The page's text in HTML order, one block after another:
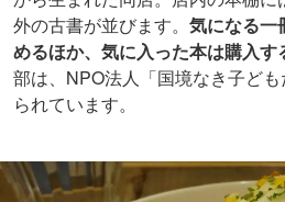
外の古書が並びます。 気になる一
めるほか、気に入った本は購入す
部は、NPO法人「国境なき子ど
られています。